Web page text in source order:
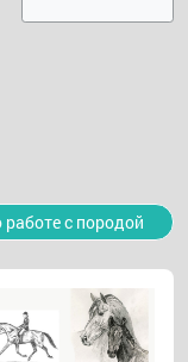
работе с породой